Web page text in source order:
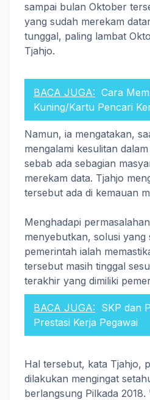
sampai bulan Oktober
yang sudah merekam
tunggal, paling lambat
Tjahjo.
BACA JUGA: Cara
Kuning/Kartu Pencari
Namun, ia mengatakan,
mengalami kesulitan
sebab ada sebagian
merekam data. Tjahjo
tersebut ada di kemauan
Menghadapi
menyebutkan, solusi yang
pemerintah ialah
tersebut masih tinggal
terakhir yang dimiliki
BACA JUGA: SKP dan
Prestasi Kerja Pegawai
Hal tersebut, kata Tjahjo,
dilakukan mengingat
berlangsung Pilkada